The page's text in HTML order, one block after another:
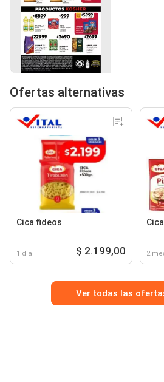
Ofertas alternativas
Cica fideos
1 día $ 2.199,00 2
Ver todas las